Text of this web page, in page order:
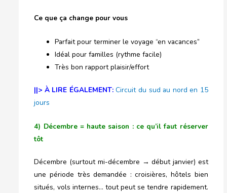
Ce que ça change pour vous
Parfait pour terminer le voyage “en vacances”
Idéal pour familles (rythme facile)
Très bon rapport plaisir/effort
||> À LIRE ÉGALEMENT: Circuit du sud au nord en 15
jours
4) Décembre = haute saison : ce qu’il faut réserver
tôt
Décembre (surtout mi-décembre → début janvier) est
une période très demandée : croisières, hôtels bien
situés, vols internes… tout peut se tendre rapidement.